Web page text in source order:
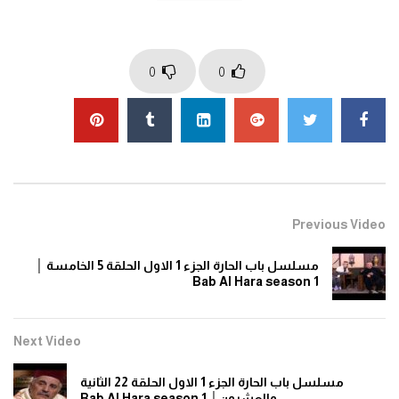
0
0
Previous Video
مسلسل باب الحارة الجزء 1 الاول الحلقة 5 الخامسة │
Bab Al Hara season 1
Next Video
مسلسل باب الحارة الجزء 1 الاول الحلقة 22 الثانية